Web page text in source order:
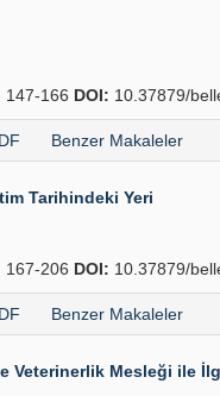
147-166 DOI: 10.37879/
Benzer Makaleler
Tarihindeki Yeri
167-206 DOI: 10.37879/
Benzer Makaleler
Veteriner­lik Mesleği ile